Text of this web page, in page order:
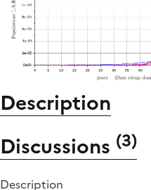
Description
Discussions (3)
Description